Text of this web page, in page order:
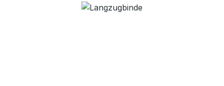
Bildergalerie überspringen